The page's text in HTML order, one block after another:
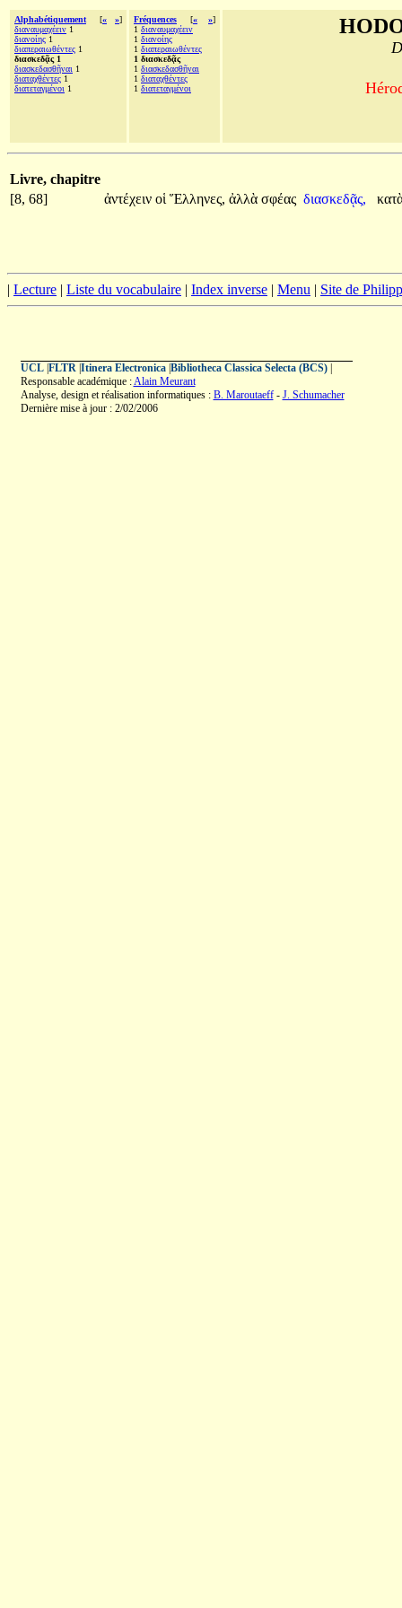
Alphabétiquement [« »]
διαναυμαχέειν 1
διανοίης 1
διαπεραιωθέντες 1
διασκεδᾷς 1
διασκεδασθῆναι 1
διαταχθέντες 1
διατεταγμένοι 1
Fréquences [« »]
1 διαναυμαχέειν
1 διανοίης
1 διαπεραιωθέντες
1 διασκεδᾷς
1 διασκεδασθῆναι
1 διαταχθέντες
1 διατεταγμένοι
Livre, chapitre
[8, 68]
ἀντέχειν οἱ Ἕλληνες, ἀλλὰ σφέας διασκεδᾷς,
| Lecture | Liste du vocabulaire | Index inverse | Menu | Site de
UCL| FLTR| Itinera Electronica| Bibliotheca Classica Selecta (BCS)|
Responsable académique :Alain Meurant
Analyse, design et réalisation informatiques : B. Maroutaeff- J. Schumacher
Dernière mise à jour : 2/02/2006